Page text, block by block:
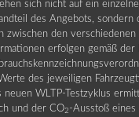
sich nicht auf ein
des Angebots, sondern
zwischen den verschiedenen
erfolgen gemäß der
des jeweiligen
neuen WLTP-Testzyklus
und der CO2 -Ausstoß